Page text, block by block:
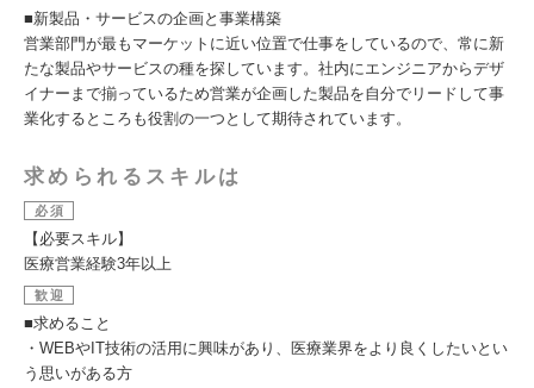
■新製品・サービスの企画と事業構築
営業部門が最もマーケットに近い位置で仕事をしているので、常に新
たな製品やサービスの種を探しています。社内にエンジニアからデザ
イナーまで揃っているため営業が企画した製品を自分でリードして事
業化するところも役割の一つとして期待されています。
求められるスキルは
必須
【必要スキル】
医療営業経験3年以上
歓迎
■求めること
・WEBやIT技術の活用に興味があり、医療業界をより良くしたいとい
う思いがある方